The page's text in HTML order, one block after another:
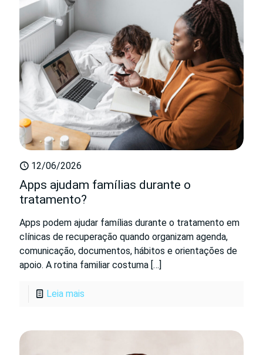
12/06/2026
Apps ajudam famílias durante o
tratamento?
Apps podem ajudar famílias durante o tratamento em
clínicas de recuperação quando organizam agenda,
comunicação, documentos, hábitos e orientações de
apoio. A rotina familiar costuma […]
Leia mais